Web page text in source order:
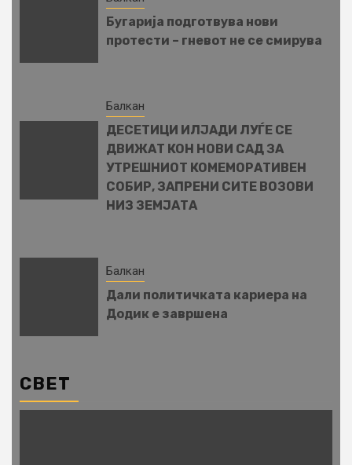
Бугарија подготвува нови
протести – гневот не се смирува
Балкан
ДЕСЕТИЦИ ИЛЈАДИ ЛУЃЕ СЕ
ДВИЖАТ КОН НОВИ САД ЗА
УТРЕШНИОТ КОМЕМОРАТИВЕН
СОБИР, ЗАПРЕНИ СИТЕ ВОЗОВИ
НИЗ ЗЕМЈАТА
Балкан
Дали политичката кариера на
Додик е завршена
СВЕТ